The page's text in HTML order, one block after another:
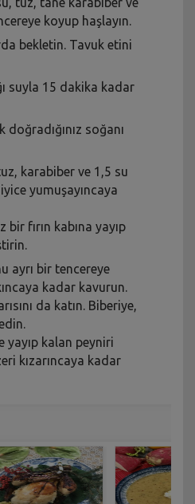
koyup haşlayın.
bekletin. Tavuk etini
suyla 15 dakika kadar
doğradığınız soğanı
karabiber ve 1,5 su
yumuşayıncaya
bir fırın kabına yayıp
ayrı bir tencereye
kadar kavurun.
da katın. Biberiye,
yayıp kalan peyniri
kızarıncaya kadar